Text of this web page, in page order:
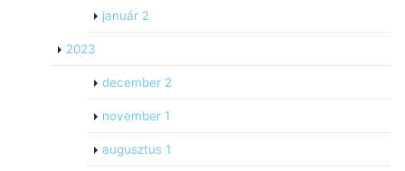
január 2
2023
december 2
november 1
augusztus 1